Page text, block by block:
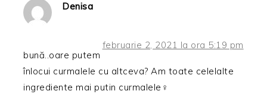
Denisa
februarie 2, 2021 la ora 5:19 pm
bună..oare putem
înlocui curmalele cu altceva? Am toate celelalte
ingrediente mai putin curmalele‍♀️